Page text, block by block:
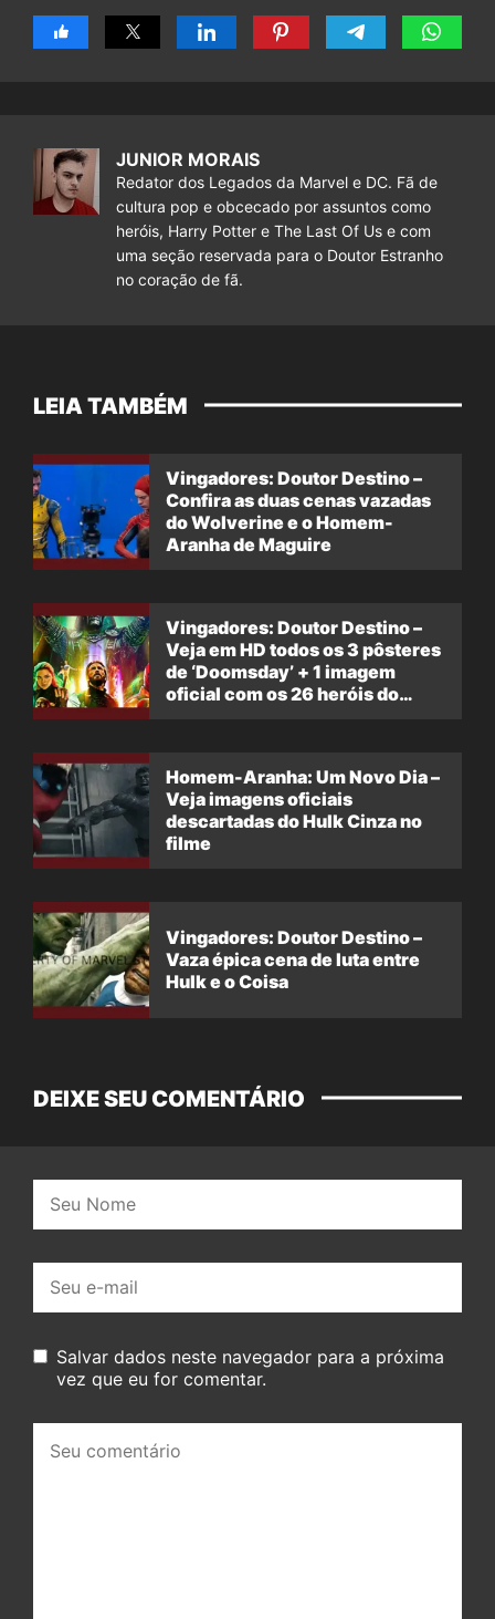
JUNIOR MORAIS
Redator dos Legados da Marvel e DC. Fã de
cultura pop e obcecado por assuntos como
heróis, Harry Potter e The Last Of Us e com
uma seção reservada para o Doutor Estranho
no coração de fã.
LEIA TAMBÉM
Vingadores: Doutor Destino –
Confira as duas cenas vazadas
do Wolverine e o Homem-
Aranha de Maguire
Vingadores: Doutor Destino –
Veja em HD todos os 3 pôsteres
de ‘Doomsday’ + 1 imagem
oficial com os 26 heróis do
Homem-Aranha: Um Novo Dia –
Veja imagens oficiais
descartadas do Hulk Cinza no
filme
Vingadores: Doutor Destino –
Vaza épica cena de luta entre
Hulk e o Coisa
DEIXE SEU COMENTÁRIO
mail:
Salvar dados neste navegador para a próxima
vez que eu for comentar.
comentário: